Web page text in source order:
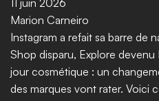
11 juin 2026
Marion Carneiro
Instagram a refait sa barre de
Shop disparu, Explore devenu
jour cosmétique : un
des marques vont rater. Voici